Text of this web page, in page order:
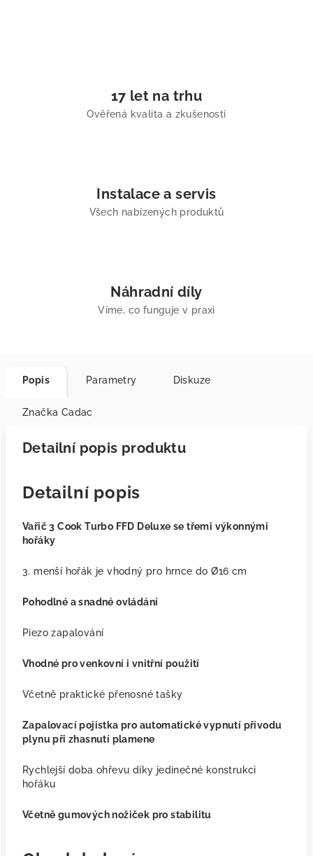
17 let na trhu
Ověřená kvalita a zkušenosti
Instalace a servis
Všech nabízených produktů
Náhradní díly
Víme, co funguje v praxi
Popis Parametry Diskuze
Značka Cadac
Detailní popis produktu
Detailní popis
Vařič 3 Cook Turbo FFD Deluxe se třemi výkonnými
hořáky
3. menší hořák je vhodný pro hrnce do Ø16 cm
Pohodlné a snadné ovládání
Piezo zapalování
Vhodné pro venkovní i vnitřní použití
Včetně praktické přenosné tašky
Zapalovací pojistka pro automatické vypnutí přívodu
plynu při zhasnutí plamene
Rychlejší doba ohřevu díky jedinečné konstrukci
hořáku
Včetně gumových nožiček pro stabilitu